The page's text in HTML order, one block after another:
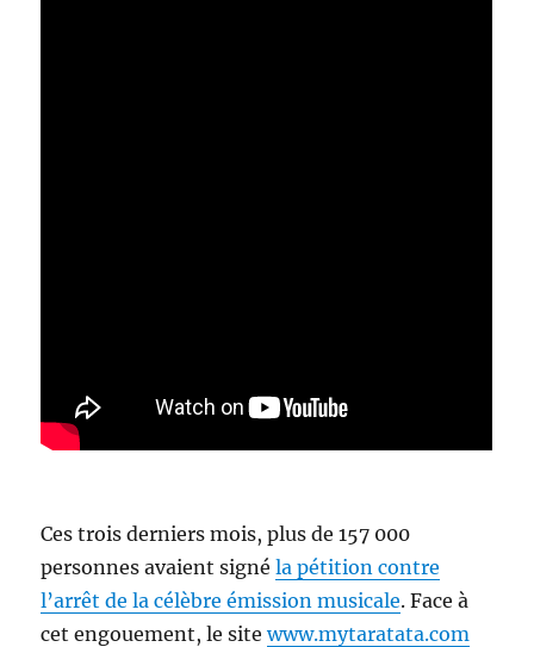
Ces trois derniers mois, plus de 157 000
personnes avaient signéla pétition contre
l’arrêt de la célèbre émission musicale. Face à
cet engouement, le sitewww.mytaratata.com